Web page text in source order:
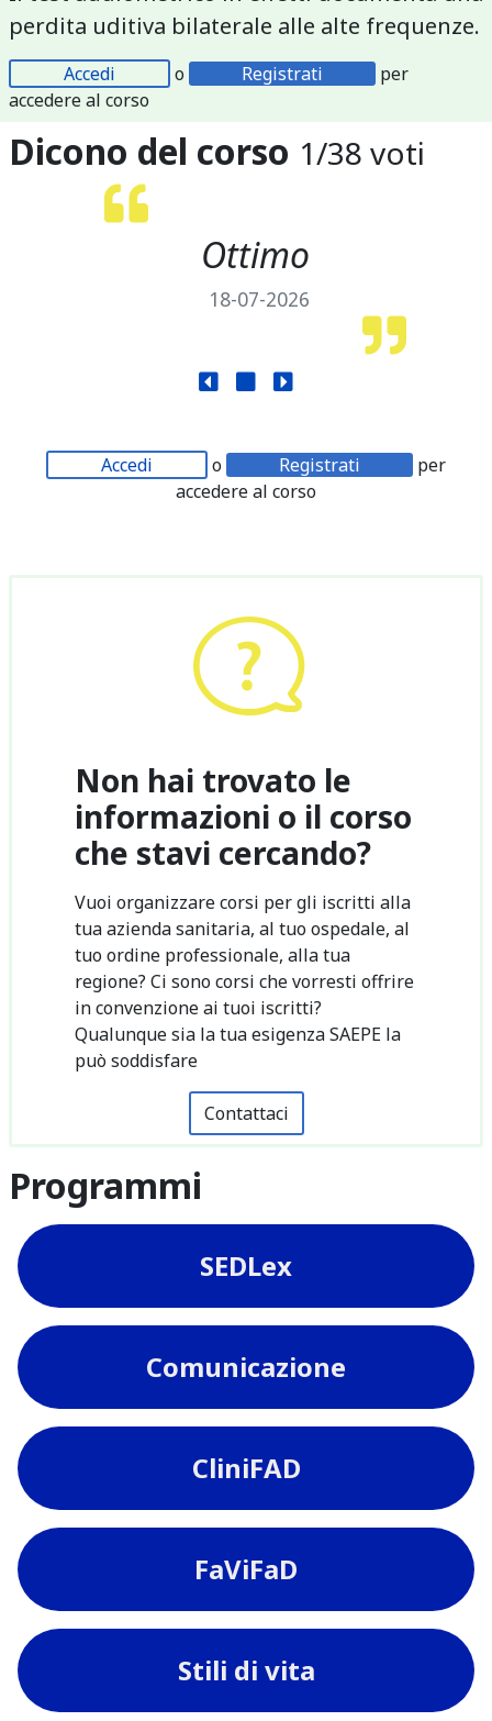
perdita uditiva bilaterale alle alte frequenze.
Accedi o Registrati
per
accedere al corso
Dicono del corso 1/38 voti
Ottimo
18-07-2026
Accedi o Registrati
per
accedere al corso
Non hai trovato le
informazioni o il corso
che stavi cercando?
Vuoi organizzare corsi per gli iscritti alla
tua azienda sanitaria, al tuo ospedale, al
tuo ordine professionale, alla tua
regione? Ci sono corsi che vorresti offrire
in convenzione ai tuoi iscritti?
Qualunque sia la tua esigenza SAEPE la
può soddisfare
Contattaci
Programmi
SEDLex
Comunicazione
CliniFAD
FaViFaD
Stili di vita